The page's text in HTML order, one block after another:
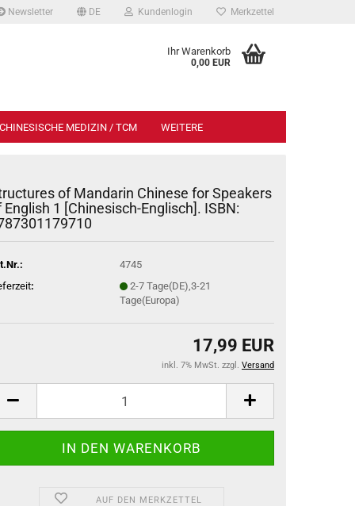
Newsletter DE Kundenlogin Merkzettel
Ihr Warenkorb
0,00 EUR
CHINESISCHE MEDIZIN / TCM WEITERE
of Mandarin Chinese for Speakers
English 1 [Chinesisch-Englisch]. ISBN:
4745
:
2-7 Tage(DE),3-21
Tage(Europa)
17,99 EUR
inkl. 7% MwSt. zzgl. Versand
AUF DEN MERKZETTEL